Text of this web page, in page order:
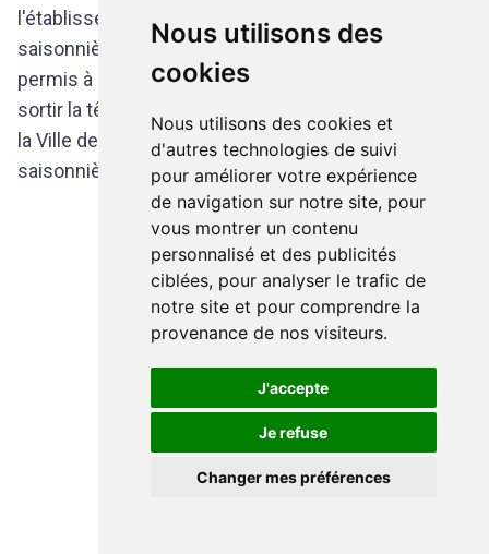
Nous utilisons des
cookies
Nous utilisons des cookies et
d'autres technologies de suivi
pour améliorer votre expérience
de navigation sur notre site, pour
vous montrer un contenu
personnalisé et des publicités
ciblées, pour analyser le trafic de
notre site et pour comprendre la
provenance de nos visiteurs.
J'accepte
Je refuse
Changer mes préférences
l'établissement. Cette mesure exceptionnelle et
saisonnière prendra fin le 31 octobre mais... Ayant
permis à certains tenanciers et restaurateurs de
sortir la tête de l'eau, dans cette période complexe,
la Ville de Bruxelles a décidé que cette extension
saisonnière aurait dorénavant lieu chaque année!